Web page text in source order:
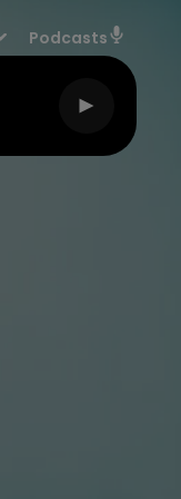
Podcasts